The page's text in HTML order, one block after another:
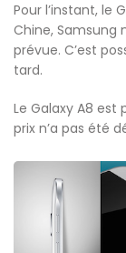
Pour l’instant, le
Chine, Samsung
prévue. C’est
tard.
Le Galaxy A8 est
prix n’a pas été